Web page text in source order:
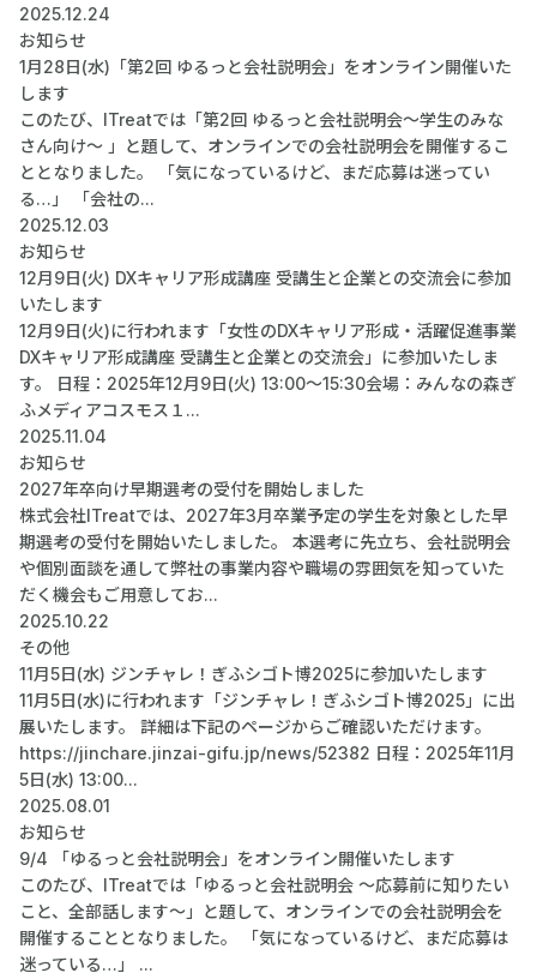
2025.12.24
お知らせ
1月28日(水)「第2回 ゆるっと会社説明会」をオンライン開催いた
します
このたび、ITreatでは「第2回 ゆるっと会社説明会～学生のみな
さん向け～ 」と題して、オンラインでの会社説明会を開催するこ
ととなりました。 「気になっているけど、まだ応募は迷ってい
る…」 「会社の...
2025.12.03
お知らせ
12月9日(火) DXキャリア形成講座 受講生と企業との交流会に参加
いたします
12月9日(火)に行われます「女性のDXキャリア形成・活躍促進事業
DXキャリア形成講座 受講生と企業との交流会」に参加いたしま
す。 日程：2025年12月9日(火) 13:00～15:30会場：みんなの森ぎ
ふメディアコスモス１...
2025.11.04
お知らせ
2027年卒向け早期選考の受付を開始しました
株式会社ITreatでは、2027年3月卒業予定の学生を対象とした早
期選考の受付を開始いたしました。 本選考に先立ち、会社説明会
や個別面談を通して弊社の事業内容や職場の雰囲気を知っていた
だく機会もご用意してお...
2025.10.22
その他
11月5日(水) ジンチャレ！ぎふシゴト博2025に参加いたします
11月5日(水)に行われます「ジンチャレ！ぎふシゴト博2025」に出
展いたします。 詳細は下記のページからご確認いただけます。
https://jinchare.jinzai-gifu.jp/news/52382 日程：2025年11月
5日(水) 13:00...
2025.08.01
お知らせ
9/4 「ゆるっと会社説明会」をオンライン開催いたします
このたび、ITreatでは「ゆるっと会社説明会 〜応募前に知りたい
こと、全部話します〜」と題して、オンラインでの会社説明会を
開催することとなりました。 「気になっているけど、まだ応募は
迷っている…」 ...